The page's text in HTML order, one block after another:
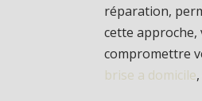
réparation,
cette approche,
compromettre
brise a domicile